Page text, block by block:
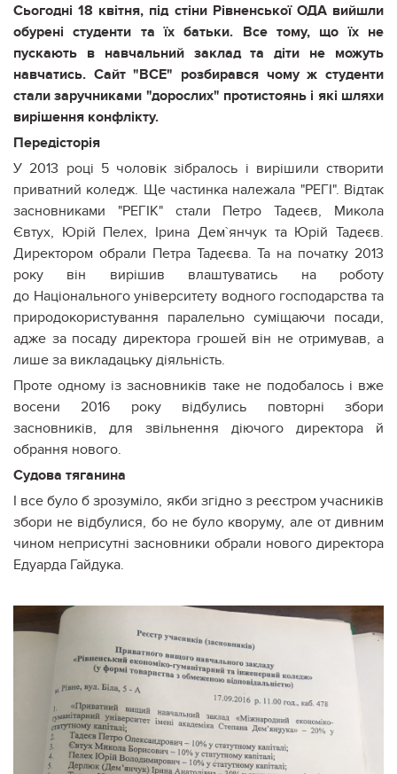
Сьогодні 18 квітня, під стіни Рівненської ОДА вийшли
обурені студенти та їх батьки. Все тому, що їх не
пускають в навчальний заклад та діти не можуть
навчатись. Сайт "ВСЕ" розбирався чому ж студенти
стали заручниками "дорослих" протистоянь і які шляхи
вирішення конфлікту.
Передісторія
У 2013 році 5 чоловік зібралось і вирішили створити
приватний коледж. Ще частинка належала "РЕГІ". Відтак
засновниками "РЕГІК" стали Петро Тадеєв, Микола
Євтух, Юрій Пелех, Ірина Дем`янчук та Юрій Тадеєв.
Директором обрали Петра Тадеєва. Та на початку 2013
року він вирішив влаштуватись на роботу
до Національного університету водного господарства та
природокористування паралельно суміщаючи посади,
адже за посаду директора грошей він не отримував, а
лише за викладацьку діяльність.
Проте одному із засновників таке не подобалось і вже
восени 2016 року відбулись повторні збори
засновників, для звільнення діючого директора й
обрання нового.
Судова тяганина
І все було б зрозуміло, якби згідно з реєстром учасників
збори не відбулися, бо не було кворуму, але от дивним
чином неприсутні засновники обрали нового директора
Едуарда Гайдука.